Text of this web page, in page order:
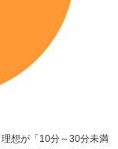
想が「10分～30分未満